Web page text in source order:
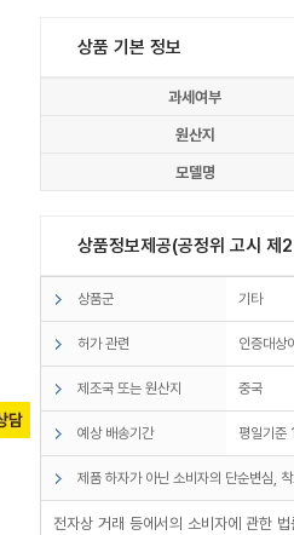
상품 기본 정보
과세여부
원산지
모델명
상품정보제공(공정위 고시
상품군 기타
허가 관련 인증대상
제조국 또는 원산지 중국
예상 배송기간 평일기준
제품 하자가 아닌 소비자의 단순변심,
전자상 거래 등에서의 소비자에 관한